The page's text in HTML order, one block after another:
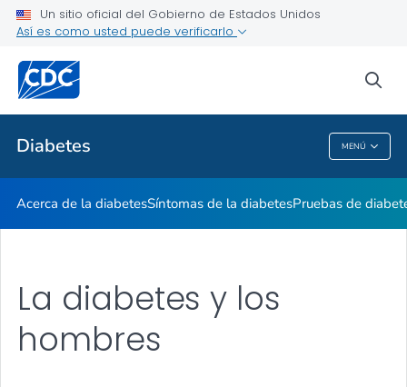
Un sitio oficial del Gobierno de Estados Unidos
Así es como usted puede verificarlo
Diabetes MENÚ
Vivir con diabetes
Temas relacionados
Diabetes
Acerca de la diabetesSíntomas de la diabetesPruebas de
La diabetes y los
hombres